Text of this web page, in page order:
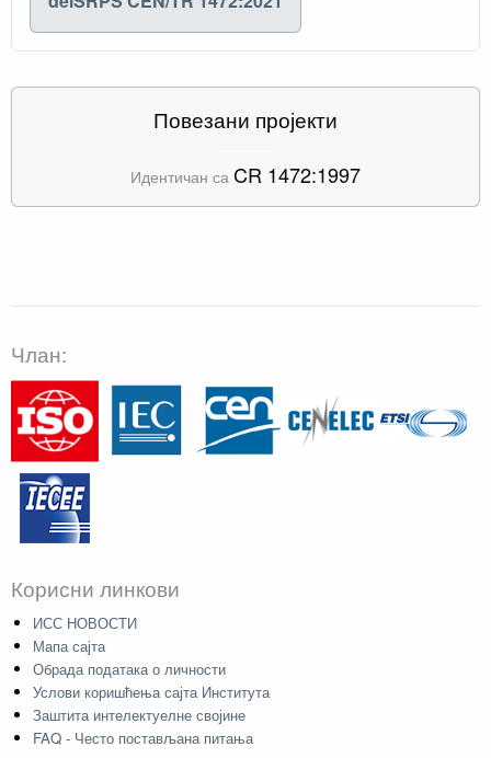
Повезани пројекти
Идентичан са CR 1472:1997
Члан:
Корисни линкови
ИСС НОВОСТИ
Мапа сајта
Обрада података о личности
Услови коришћења сајта Института
Заштита интелектуелне својине
FAQ - Често постављана питања